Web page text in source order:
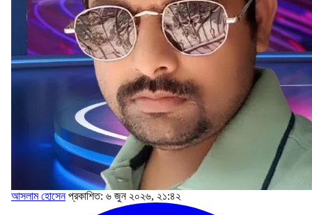
আসলাম হোসেন প্রকাশিত: ৬ জুন ২০২৬, ২১:৪২